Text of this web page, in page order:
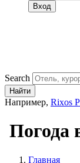
Вход
Search
Найти
Например, Rixos
Погода
Главная